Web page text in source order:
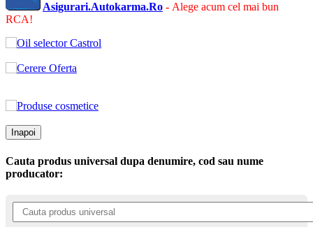
Asigurari.Autokarma.Ro - Alege acum cel mai bun
RCA!
Inapoi
Cauta produs universal dupa denumire, cod sau nume
producator: